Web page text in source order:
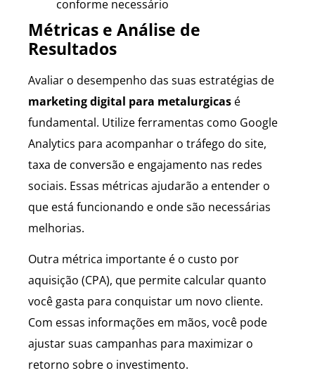
conforme necessário
Métricas e Análise de
Resultados
Avaliar o desempenho das suas estratégias de
marketing digital para metalurgicas é
fundamental. Utilize ferramentas como Google
Analytics para acompanhar o tráfego do site,
taxa de conversão e engajamento nas redes
sociais. Essas métricas ajudarão a entender o
que está funcionando e onde são necessárias
melhorias.
Outra métrica importante é o custo por
aquisição (CPA), que permite calcular quanto
você gasta para conquistar um novo cliente.
Com essas informações em mãos, você pode
ajustar suas campanhas para maximizar o
retorno sobre o investimento.